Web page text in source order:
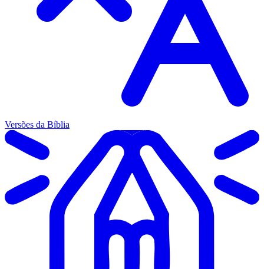
Versões da Bíblia